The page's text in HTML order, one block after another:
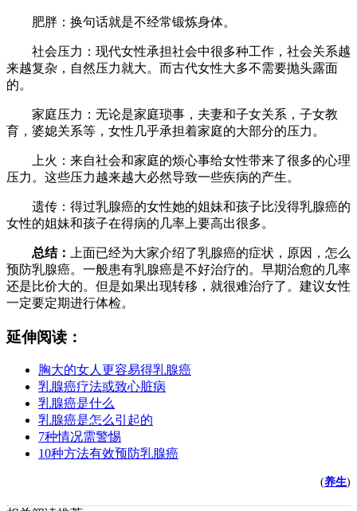
肥胖：换句话就是不经常锻炼身体。
社会压力：现代女性承担社会中很多种工作，社会关系越
来越复杂，自然压力就大。而古代女性大多不需要抛头露面
的。
家庭压力：无论是家庭琐事，夫妻和子女关系，子女教
育，婆媳关系等，女性几乎承担着家庭的大部分的压力。
上火：来自社会和家庭的烦心事给女性带来了很多的心理
压力。这些压力越来越大必然导致一些疾病的产生。
遗传：得过乳腺癌的女性她的姐妹和孩子比没得乳腺癌的
女性的姐妹和孩子在得病的几率上要高出很多。
总结：
上面已经为大家介绍了乳腺癌的症状，原因，怎么
预防乳腺癌。一般患有乳腺癌是不好治疗的。早期治愈的几率
还是比价大的。但是如果出现转移，就很难治疗了。建议女性
一定要定期进行体检。
延伸阅读：
胸大的女人更容易得乳腺癌
乳腺癌疗法或致心脏病
乳腺癌是什么
乳腺癌是怎么引起的
7种情况需警惕
10种方法有效预防乳腺癌
(养生)